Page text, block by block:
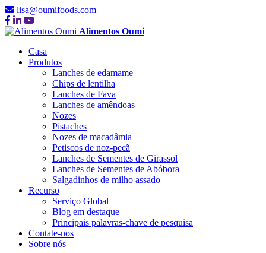
lisa@oumifoods.com
Alimentos Oumi
Casa
Produtos
Lanches de edamame
Chips de lentilha
Lanches de Fava
Lanches de amêndoas
Nozes
Pistaches
Nozes de macadâmia
Petiscos de noz-pecã
Lanches de Sementes de Girassol
Lanches de Sementes de Abóbora
Salgadinhos de milho assado
Recurso
Serviço Global
Blog em destaque
Principais palavras-chave de pesquisa
Contate-nos
Sobre nós